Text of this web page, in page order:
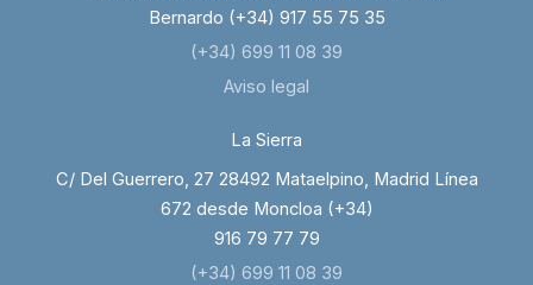
Bernardo (+34) 917 55 75 35
(+34) 699 11 08 39
Aviso legal
La Sierra
C/ Del Guerrero, 27 28492 Mataelpino, Madrid Línea
672 desde Moncloa (+34)
916 79 77 79
(+34) 699 11 08 39